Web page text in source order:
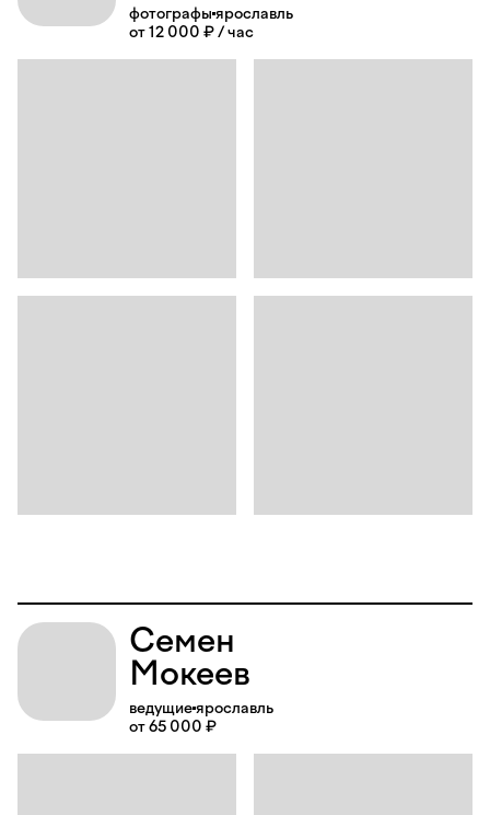
фотографы ярославль
от 12 000 ₽ / час
Семен
Мокеев
ведущиеярославль
от 65 000 ₽